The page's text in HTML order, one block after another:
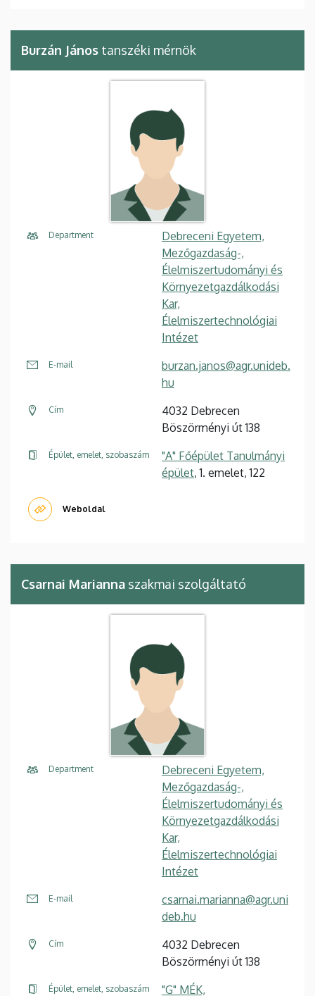
Burzán János tanszéki mérnök
Department
Debreceni Egyetem,
Mezőgazdaság-,
Élelmiszertudományi és
Környezetgazdálkodási
Kar,
Élelmiszertechnológiai
Intézet
E-mail
burzan.janos@agr.unideb.
hu
Cím
4032 Debrecen
Böszörményi út 138
Épület, emelet, szobaszám
"A" Főépület Tanulmányi
épület, 1. emelet, 122
Weboldal
Csarnai Marianna szakmai szolgáltató
Department
Debreceni Egyetem,
Mezőgazdaság-,
Élelmiszertudományi és
Környezetgazdálkodási
Kar,
Élelmiszertechnológiai
Intézet
E-mail
csarnai.marianna@agr.uni
deb.hu
Cím
4032 Debrecen
Böszörményi út 138
Épület, emelet, szobaszám "G" MÉK,